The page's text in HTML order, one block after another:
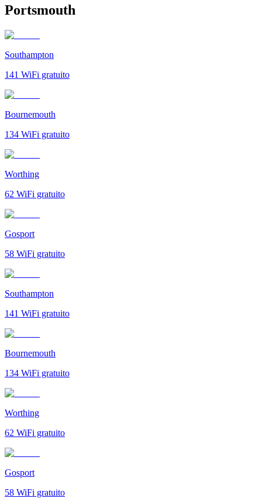
Portsmouth
Southampton
141 WiFi gratuito
Bournemouth
134 WiFi gratuito
Worthing
62 WiFi gratuito
Gosport
58 WiFi gratuito
Southampton
141 WiFi gratuito
Bournemouth
134 WiFi gratuito
Worthing
62 WiFi gratuito
Gosport
58 WiFi gratuito